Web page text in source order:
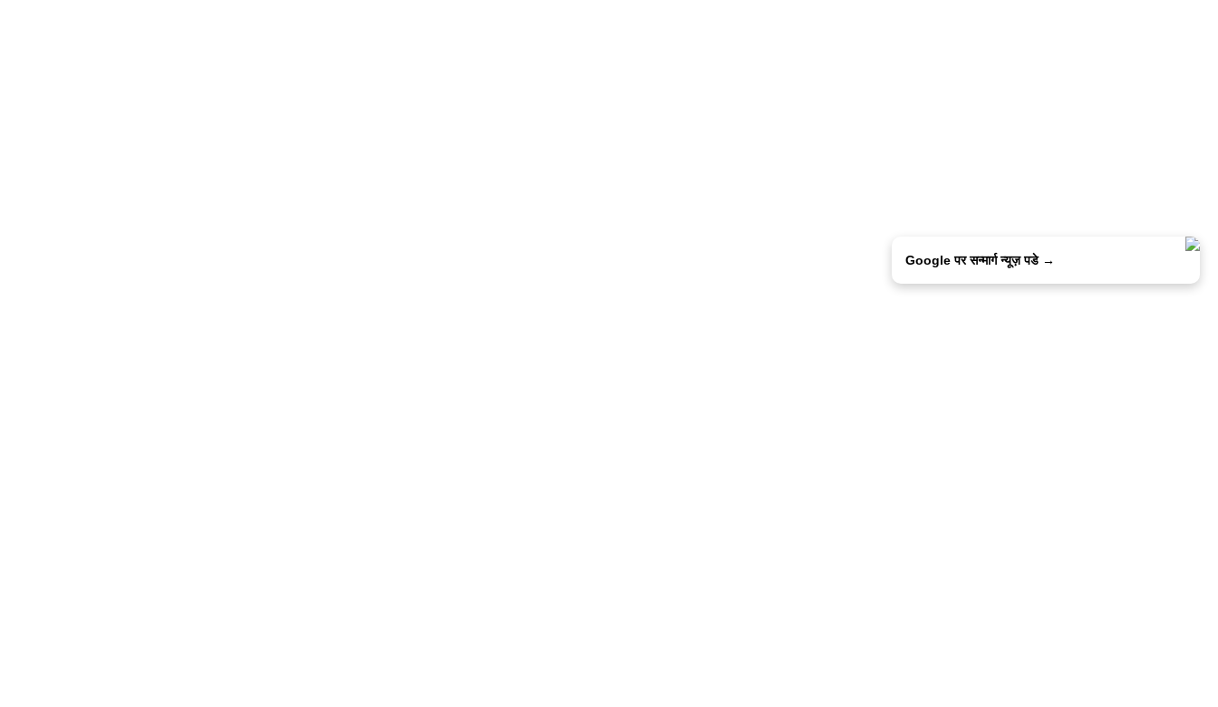
Google पर सन्मार्ग न्यूज़ पडे →